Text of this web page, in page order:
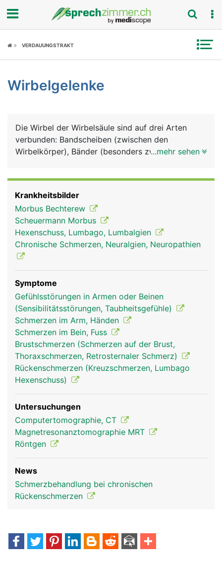
Fokus
Symptome
News
Rubriken
VERDAUUNGSTRAKT
Wirbelgelenke
Die Wirbel der Wirbelsäule sind auf drei Arten
verbunden: Bandscheiben (zwischen den
Wirbelkörper), Bänder (besonders zwischen den
Gelenkfortschätzen des jeweils darüber und
darunter liegenden Wirbels gelenkig verbunden
sind und so die Beweglichkeit der Wirbelsäule
ermöglichen.
Wirbelgelenke Frau
Wirbelgelenke
...mehr sehen
Krankheitsbilder
Morbus Bechterew
Scheuermann Morbus
Hexenschuss, Lumbago, Lumbalgien
Chronische Schmerzen, Neuralgien, Neuropathien
Symptome
Gefühlsstörungen in Armen oder Beinen
(Sensibilitätsstörungen, Taubheitsgefühle)
Schmerzen im Arm, Händen
Schmerzen im Bein, Fuss
Brustschmerzen (Schmerzen auf der Brust,
Thoraxschmerzen, Retrosternaler Schmerz)
Rückenschmerzen (Kreuzschmerzen, Lumbago
Hexenschuss)
Untersuchungen
Computertomographie, CT
Magnetresonanztomographie MRT
Röntgen
News
Schmerzbehandlung bei chronischen
Rückenschmerzen